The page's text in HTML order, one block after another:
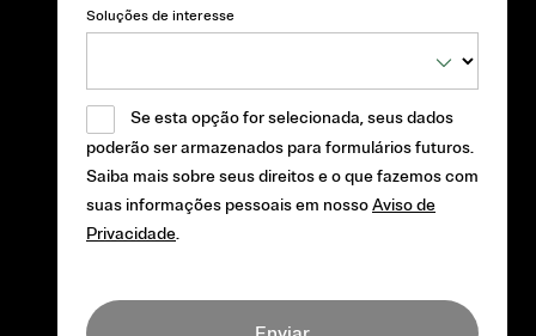
Soluções de interesse
Se esta opção for selecionada, seus dados
poderão ser armazenados para formulários futuros.
Saiba mais sobre seus direitos e o que fazemos com
suas informações pessoais em nossoAviso de
Privacidade.